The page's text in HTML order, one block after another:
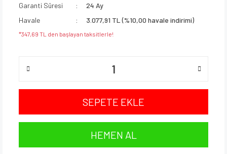
Garanti Süresi
24 Ay
Havale
3.077,91 TL (%10,00 havale indirimi)
*347,69 TL den başlayan taksitlerle!
SEPETE EKLE
HEMEN AL